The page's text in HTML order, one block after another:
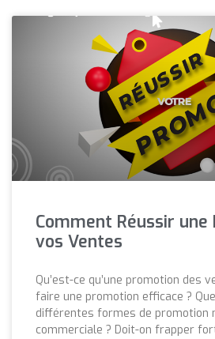
Comment Réussir
vos Ventes
Qu’est-ce qu’une promotion des
faire une promotion efficace ?
différentes formes de promotion
commerciale ? Doit-on frapper